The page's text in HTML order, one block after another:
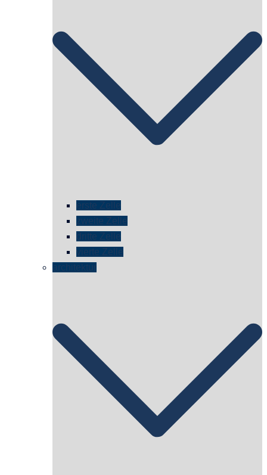
erste Zelle
zweite Zelle
dritte Zelle
vierte Zelle
architektur